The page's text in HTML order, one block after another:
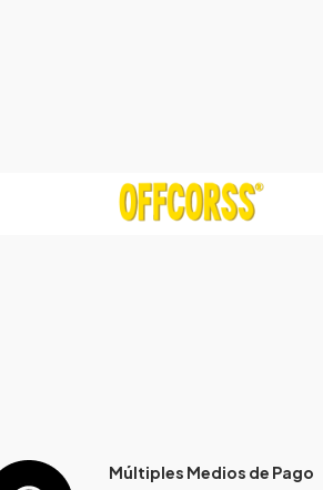
Múltiples Medios de Pago